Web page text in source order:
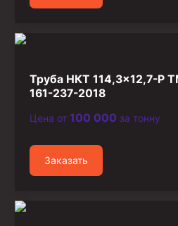
Труба НКТ 114,3×12,7-Р
161-237-2018
Цена от 100 000 за тонну
Заказать